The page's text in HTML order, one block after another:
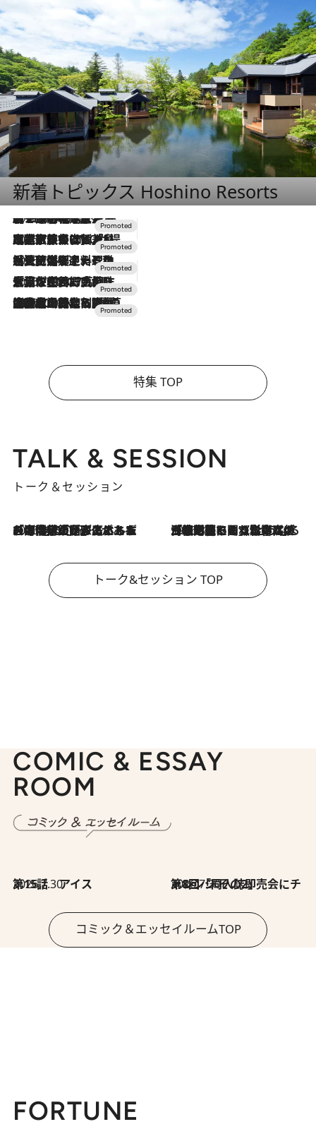
新着トピックス Hoshino Resorts
2026.8.7
【トンボの足水浴】ヒノキの香りに包まれて涼感マックス！約13℃の湧水かけ流しを避暑地「星野温泉 トンボの湯」で体験
2026.7.31
【ホテル帰省】という選択肢をOMOが提案。家族とほどよい距離を保つには「昼は実家、夜は気兼ねなくホテルで！」
2026.7.24
【夏限定ディナーコース】旬を迎える稚鮎や花ズッキーニなどをイタリア・トスカーナの郷土料理の手法で満喫！
2026.7.17
「土佐和ハーブかき氷」がOMO7高知に登場！生姜、山椒、大葉など目にも舌にも涼を呼ぶ郷土の味
2026.7.10
NEW OPEN！【界 草津】名湯の地に誕生。趣の異なる2種の温泉と上州ならではの会席・蕎麦割烹など美食を味わう究極の癒やし旅
特集 TOP
TALK & SESSION
トーク＆セッション
2026.8.3
「今後値上げがあるとすれば…」「リスクがあるのは今年の冬」エネルギー専門家が語る、ホルムズ海峡封鎖が家庭にもたらす“ある心配” 2026.8.3
「住宅建てられない…」「サーチャージ料の高値が続いている」ホルムズ海峡封鎖による影響はいつまで続く？《エネルギー専門家に聞く“どうなる日本の暮らし”》
トーク&セッション TOP
COMIC & ESSAY
ROOM
2026.7.30
第15話 アイス 2026.7.30
第8回「同人誌即売会にチャレンジ その2」
コミック＆エッセイルームTOP
FORTUNE